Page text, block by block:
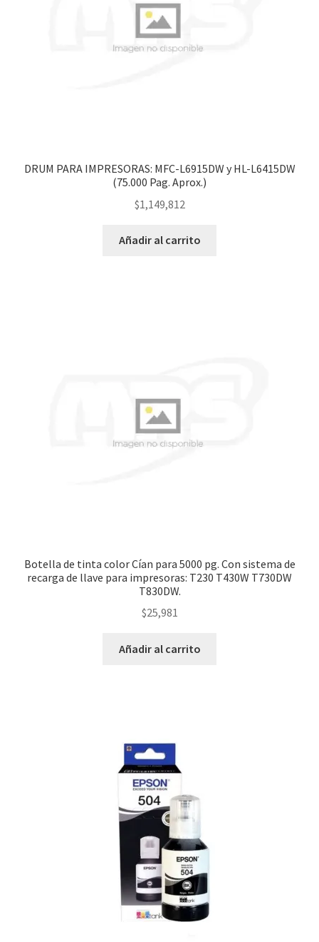
DRUM PARA IMPRESORAS: MFC-L6915DW y HL-L6415DW
(75.000 Pag. Aprox.)
$1,149,812
Añadir al carrito
Botella de tinta color Cían para 5000 pg. Con sistema de
recarga de llave para impresoras: T230 T430W T730DW
T830DW.
$25,981
Añadir al carrito